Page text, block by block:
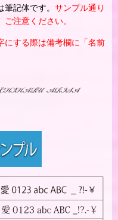
記体です。 サンプル通り
注意ください。
する際は備考欄に「名前